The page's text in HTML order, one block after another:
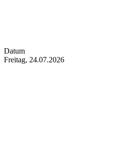
Datum
Freitag, 24.07.2026